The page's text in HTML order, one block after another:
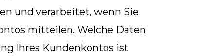
und verarbeitet, wenn Sie
mitteilen. Welche Daten
Ihres Kundenkontos ist